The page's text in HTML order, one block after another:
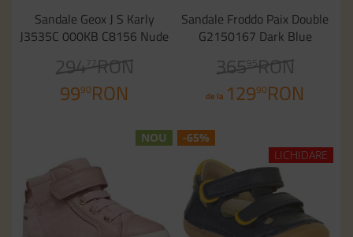
Sandale Geox J S Karly
J3535C 000KB C8156 Nude
294 77
RON
9990RON
Sandale Froddo Paix Double
G2150167 Dark Blue
365 95RON
de la 12990RON
NOU
-65%
LICHIDARE